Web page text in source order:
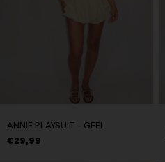
ANNIE PLAYSUIT - GEEL
€29,99